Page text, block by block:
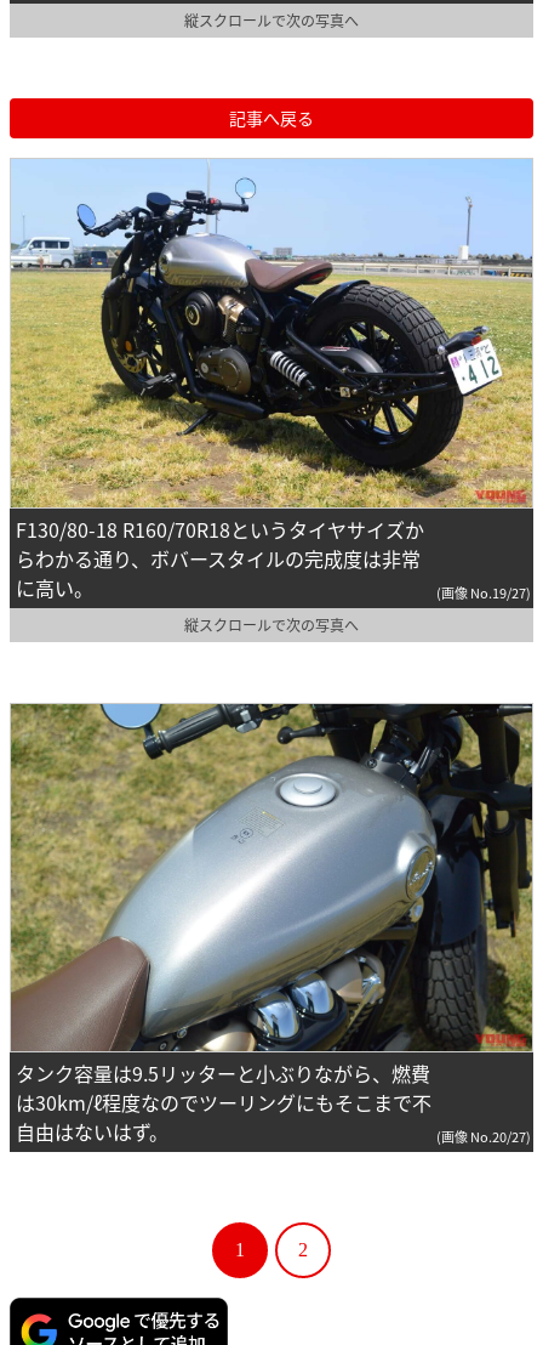
縦スクロールで次の写真へ
記事へ戻る
F130/80-18 R160/70R18というタイヤサイズか
らわかる通り、ボバースタイルの完成度は非常
に高い。
(画像 No.19/27)
縦スクロールで次の写真へ
タンク容量は9.5リッターと小ぶりながら、燃費
は30km/ℓ程度なのでツーリングにもそこまで不
自由はないはず。
(画像 No.20/27)
1 2